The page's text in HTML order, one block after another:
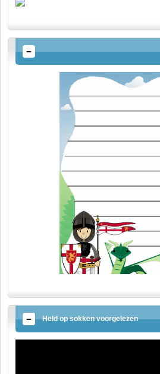
Held op sokken voorgelezen